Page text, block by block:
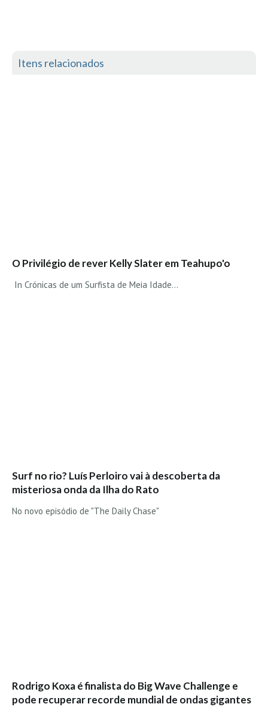
Itens relacionados
O Privilégio de rever Kelly Slater em Teahupo'o
In Crónicas de um Surfista de Meia Idade...
Surf no rio? Luís Perloiro vai à descoberta da
misteriosa onda da Ilha do Rato
No novo episódio de "The Daily Chase"
Rodrigo Koxa é finalista do Big Wave Challenge e
pode recuperar recorde mundial de ondas gigantes